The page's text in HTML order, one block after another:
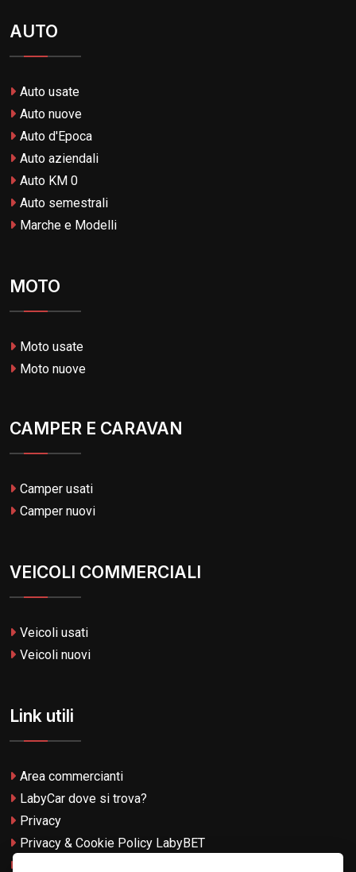
AUTO
Auto usate
Auto nuove
Auto d'Epoca
Auto aziendali
Auto KM 0
Auto semestrali
Marche e Modelli
MOTO
Moto usate
Moto nuove
CAMPER E CARAVAN
Camper usati
Camper nuovi
VEICOLI COMMERCIALI
Veicoli usati
Veicoli nuovi
Link utili
Area commercianti
LabyCar dove si trova?
Privacy
Privacy & Cookie Policy LabyBET